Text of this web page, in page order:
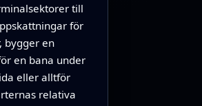
till
för
bygger en
en bana under
eller alltför
relativa